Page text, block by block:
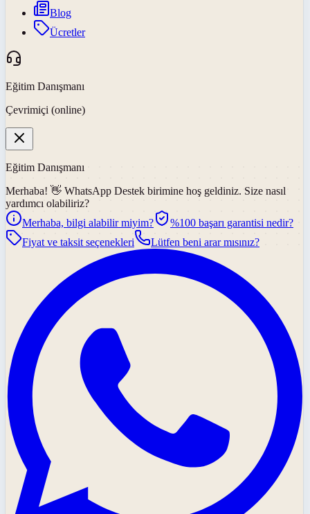
Blog
Ücretler
Eğitim Danışmanı
Çevrimiçi (online)
Eğitim Danışmanı
Merhaba! 👋 WhatsApp Destek birimine hoş geldiniz. Size nasıl
yardımcı olabiliriz?
Merhaba, bilgi alabilir miyim?
%100 başarı garantisi nedir?
Fiyat ve taksit seçenekleri
Lütfen beni arar mısınız?